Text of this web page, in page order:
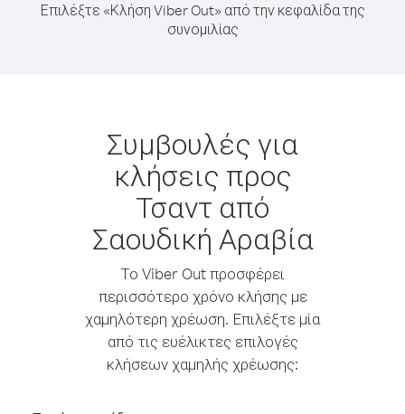
Επιλέξτε «Κλήση Viber Out» από την κεφαλίδα της
συνομιλίας
Συμβουλές για
κλήσεις προς
Τσαντ από
Σαουδική Αραβία
Το Viber Out προσφέρει
περισσότερο χρόνο κλήσης με
χαμηλότερη χρέωση. Επιλέξτε μία
από τις ευέλικτες επιλογές
κλήσεων χαμηλής χρέωσης: